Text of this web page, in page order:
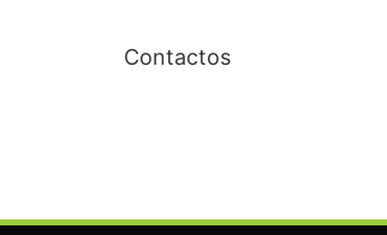
Contactos